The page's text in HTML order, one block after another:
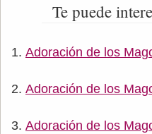
Te puede
Adoración de los
Adoración de los
Adoración de los